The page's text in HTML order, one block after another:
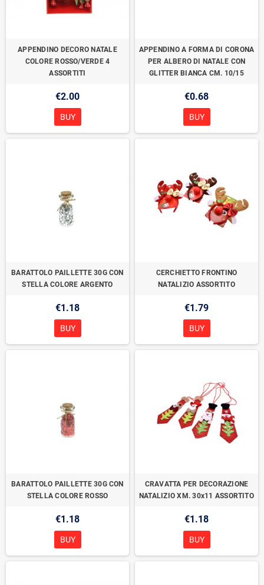
APPENDINO DECORO NATALE
COLORE ROSSO/VERDE 4
ASSORTITI
€2.00
BUY
APPENDINO A FORMA DI CORONA
PER ALBERO DI NATALE CON
GLITTER BIANCA CM. 10/15
€0.68
BUY
BARATTOLO PAILLETTE 30G CON
STELLA COLORE ARGENTO
€1.18
BUY
CERCHIETTO FRONTINO
NATALIZIO ASSORTITO
€1.79
BUY
BARATTOLO PAILLETTE 30G CON
STELLA COLORE ROSSO
€1.18
BUY
CRAVATTA PER DECORAZIONE
NATALIZIO XM. 30x11 ASSORTITO
€1.18
BUY